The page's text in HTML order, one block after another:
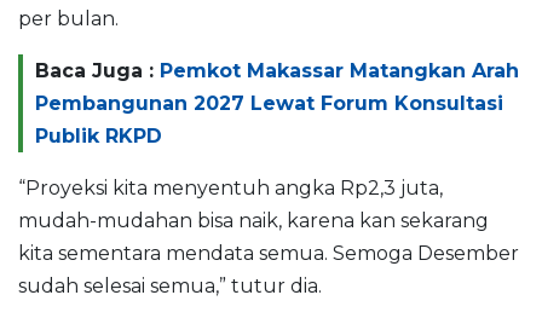
per bulan.
Baca Juga : Pemkot Makassar Matangkan Arah
Pembangunan 2027 Lewat Forum Konsultasi
Publik RKPD
“Proyeksi kita menyentuh angka Rp2,3 juta,
mudah-mudahan bisa naik, karena kan sekarang
kita sementara mendata semua. Semoga Desember
sudah selesai semua,” tutur dia.